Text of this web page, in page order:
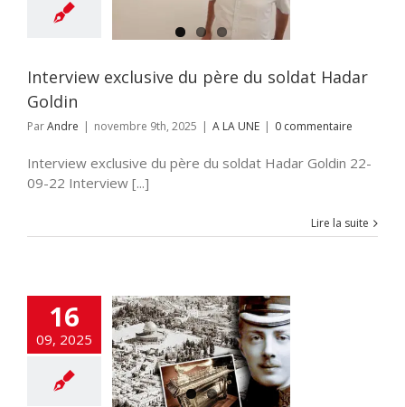
Interview exclusive du père du soldat Hadar
Goldin
ParAndre novembre 9th, 2025 A LA UNE 0 commentaire
Interview exclusive du père du soldat Hadar Goldin 22-
09-22 Interview [...]
Lire la suite
16
09, 2025
ont-
Trésors du
DECOUVERTE